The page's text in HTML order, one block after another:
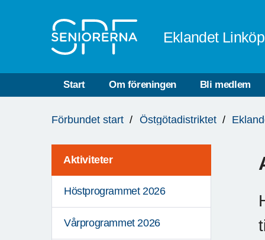
Eklandet
Start Om föreningen Bli medlem
är
Förbundet start Östgötadistriktet
Aktiviteter
Höstprogrammet 2026
Vårprogrammet 2026